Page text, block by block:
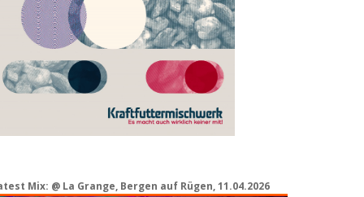
Mix: @ La Grange, Bergen auf Rügen, 11.04.2026